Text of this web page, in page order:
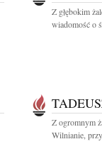
Z głębokim
wiadomość o
Z ogromnym
Wilnianie,